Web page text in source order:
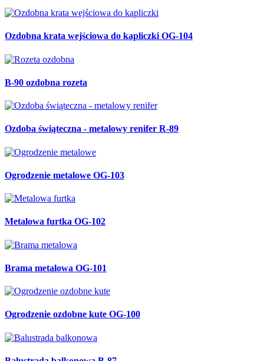
Ozdobna krata wejściowa do kapliczki OG-104
B-90 ozdobna rozeta
Ozdoba świąteczna - metalowy renifer R-89
Ogrodzenie metalowe OG-103
Metalowa furtka OG-102
Brama metalowa OG-101
Ogrodzenie ozdobne kute OG-100